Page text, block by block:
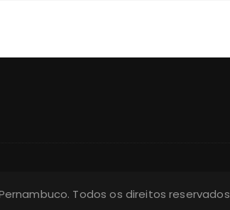
Todos os direitos